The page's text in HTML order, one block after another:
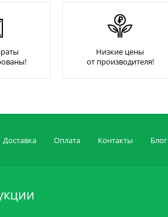
Низкие цены
от производителя!
Доставка Оплата Контакты Блог